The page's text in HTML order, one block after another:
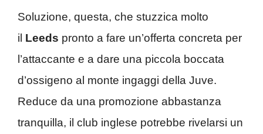
Soluzione, questa, che stuzzica molto
il Leeds pronto a fare un’offerta concreta per
l’attaccante e a dare una piccola boccata
d’ossigeno al monte ingaggi della Juve.
Reduce da una promozione abbastanza
tranquilla, il club inglese potrebbe rivelarsi un